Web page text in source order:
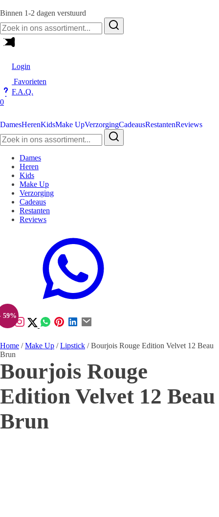
Binnen 1-2 dagen verstuurd
Zoeken
naar:
Login
Favorieten
F.A.Q.
0
DamesHerenKidsMake UpVerzorgingCadeausRestantenReviews
Zoeken
naar:
Dames
Heren
Kids
Make Up
Verzorging
Cadeaus
Restanten
Reviews
59%
Home /Make Up /Lipstick / Bourjois Rouge Edition Velvet 12 Beau
Brun
Bourjois Rouge
Edition Velvet 12 Beau
Brun